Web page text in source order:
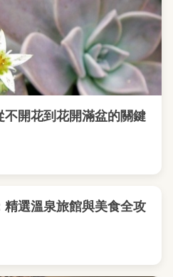
開花到花開滿盆的關鍵
選溫泉旅館與美食全攻